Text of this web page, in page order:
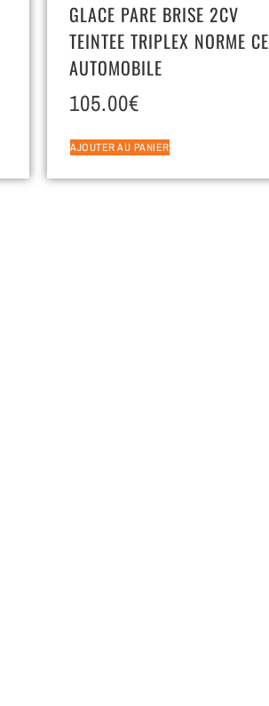
GLACE PARE BRISE 2CV
TEINTEE TRIPLEX NORME CE
AUTOMOBILE
105.00€
AJOUTER AU PANIER